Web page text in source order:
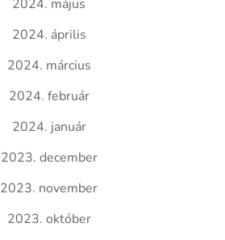
2024. május
2024. április
2024. március
2024. február
2024. január
2023. december
2023. november
2023. október